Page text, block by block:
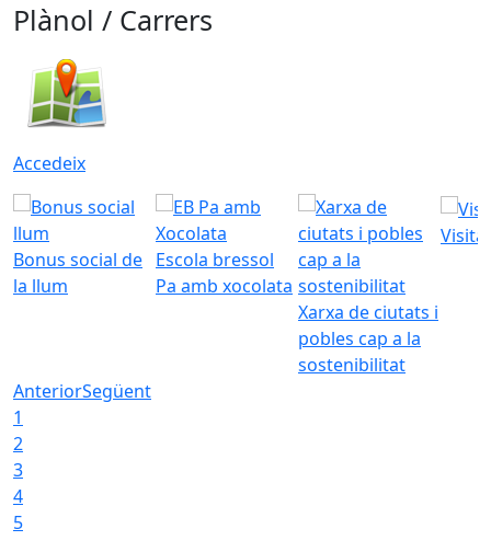
Plànol / Carrers
Accedeix
Bonus social de
la llum
Escola bressol
Pa amb xocolata
Xarxa de ciutats i
pobles cap a la
sostenibilitat
Visita
AnteriorSegüent
1
2
3
4
5